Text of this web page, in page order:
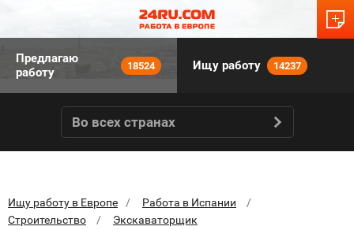
Предлагаю
работу
18524 Ищу работу 14237
Во всех странах
Ищу работу в Европе
Работа в Испании
Строительство
Экскаваторщик